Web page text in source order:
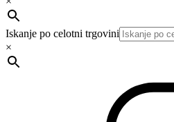
Iskanje po celotni trgovini
×